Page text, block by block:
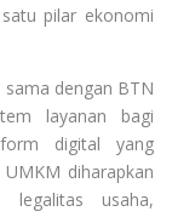
pilar ekonomi
dengan BTN
layanan bagi
digital yang
diharapkan
legalitas usaha,